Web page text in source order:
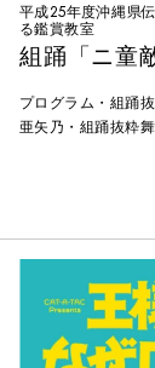
平成25年度沖縄県
る鑑賞教室
組踊「ニ童
プログラム・組踊
亜矢乃・組踊抜粋
楽しむために 解
〈あらすじ〉阿麻
の敵で